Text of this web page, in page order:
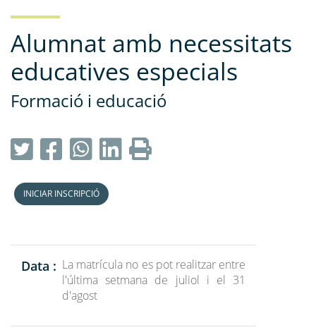
Alumnat amb necessitats
educatives especials
Formació i educació
INICIAR INSCRIPCIÓ
Data : La matrícula no es pot realitzar entre
l'última setmana de juliol i el 31
d'agost